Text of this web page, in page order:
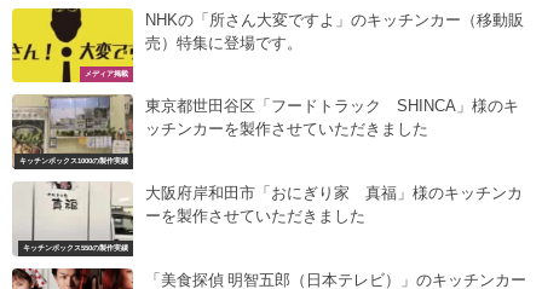
メディア掲載
NHKの「所さん大変ですよ」のキッチンカー（移動販
売）特集に登場です。
キッチンボックス1000の製作実績
東京都世田谷区「フードトラック SHINCA」様のキ
ッチンカーを製作させていただきました
キッチンボックス550の製作実績
大阪府岸和田市「おにぎり家 真福」様のキッチンカ
ーを製作させていただきました
「美食探偵 明智五郎（日本テレビ）」のキッチンカー